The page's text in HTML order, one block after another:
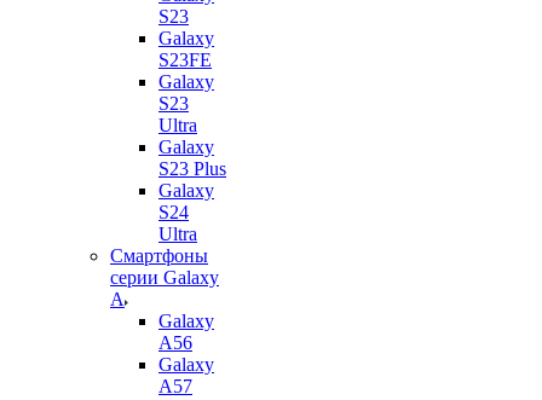
S23
Galaxy
S23FE
Galaxy
S23
Ultra
Galaxy
S23 Plus
Galaxy
S24
Ultra
Смартфоны
серии Galaxy
A
Galaxy
A56
Galaxy
A57